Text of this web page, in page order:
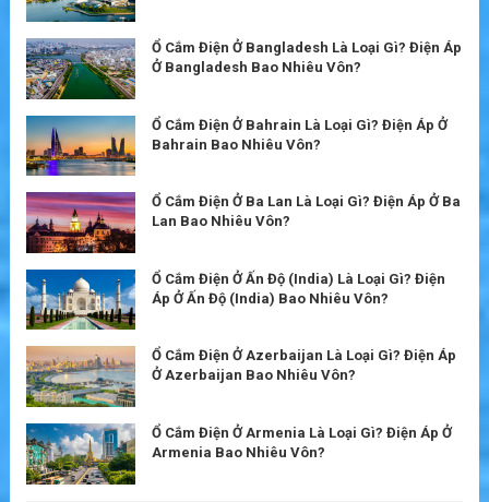
Ổ Cắm Điện Ở Bangladesh Là Loại Gì? Điện Áp
Ở Bangladesh Bao Nhiêu Vôn?
Ổ Cắm Điện Ở Bahrain Là Loại Gì? Điện Áp Ở
Bahrain Bao Nhiêu Vôn?
Ổ Cắm Điện Ở Ba Lan Là Loại Gì? Điện Áp Ở Ba
Lan Bao Nhiêu Vôn?
Ổ Cắm Điện Ở Ấn Độ (India) Là Loại Gì? Điện
Áp Ở Ấn Độ (India) Bao Nhiêu Vôn?
Ổ Cắm Điện Ở Azerbaijan Là Loại Gì? Điện Áp
Ở Azerbaijan Bao Nhiêu Vôn?
Ổ Cắm Điện Ở Armenia Là Loại Gì? Điện Áp Ở
Armenia Bao Nhiêu Vôn?